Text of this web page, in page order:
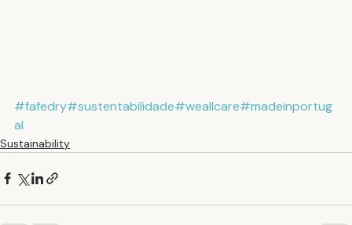
#fafedry#sustentabilidade#weallcare#madeinportug
al
Sustainability